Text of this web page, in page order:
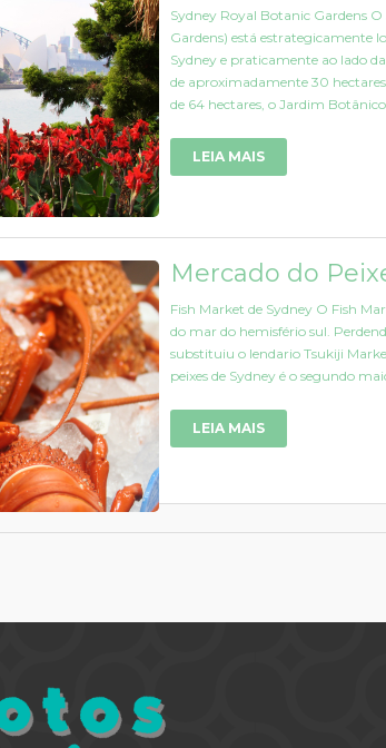
Sydney Royal Botanic Gardens
Gardens) está estrategicamente
Sydney e praticamente ao lado
de aproximadamente 30
de 64 hectares, o Jardim
LEIA MAIS
Mercado do
Fish Market de Sydney O Fish
do mar do hemisfério sul.
substituiu o lendario Tsukiji
peixes de Sydney é o segundo
LEIA MAIS